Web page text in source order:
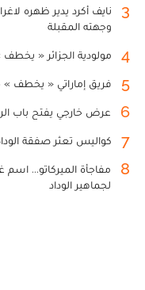
3
نايف أكرد يدير ظهره
وجهته المقبلة
4 مولودية الجزائر « يخطف
5 فريق إماراتي « يخطف »
6 عرض خارجي يفتح باب
7 كواليس تعثر صفقة
8
مفاجأة الميركاتو...
لجماهير الوداد